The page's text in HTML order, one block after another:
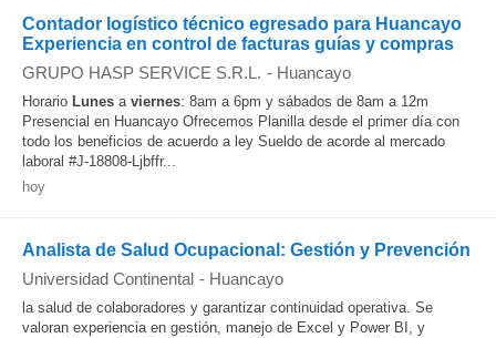
Contador logístico técnico egresado para Huancayo
Experiencia en control de facturas guías y compras
GRUPO HASP SERVICE S.R.L. - Huancayo
Horario Lunes a viernes: 8am a 6pm y sábados de 8am a 12m
Presencial en Huancayo Ofrecemos Planilla desde el primer día con
todo los beneficios de acuerdo a ley Sueldo de acorde al mercado
laboral #J-18808-Ljbffr...
hoy
Analista de Salud Ocupacional: Gestión y Prevención
Universidad Continental - Huancayo
la salud de colaboradores y garantizar continuidad operativa. Se
valoran experiencia en gestión, manejo de Excel y Power BI, y